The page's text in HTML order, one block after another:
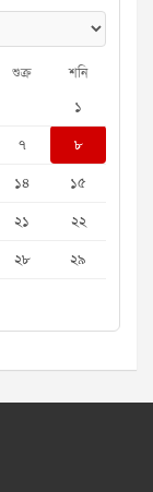
শুক্র শনি
১
৭
৮
১৪
১৫
২১
২২
২৮
২৯